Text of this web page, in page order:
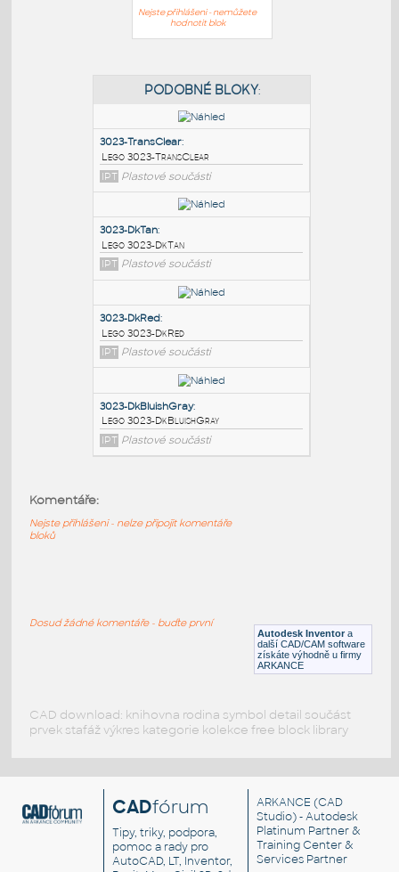
Nejste přihlášeni - nemůžete
hodnotit blok
3023-TransClear:
Lego 3023-TransClear
IPT Plastové součásti
3023-DkTan:
Lego 3023-DkTan
IPT Plastové součásti
Lego 3023-DkRed
Lego 3023-DkBluishGray
Autodesk Inventor a
další CAD/CAM software
získáte výhodně u firmy
ARKANCE
Komentáře:
Nejste přihlášeni - nelze připojit komentáře
bloků
Dosud žádné komentáře - buďte první
CAD download: knihovna rodina symbol detail součást
prvek stafáž výkres kategorie kolekce free block library
CADfórum
Tipy, triky, podpora,
pomoc a rady pro
AutoCAD, LT, Inventor,
ARKANCE (CAD
Studio) - Autodesk
Platinum Partner &
Training Center &
Services Partner